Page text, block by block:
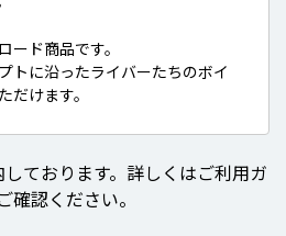
ード商品です。
トに沿ったライバーたちのボイ
だけます。
ております。詳しくはご利用ガ
確認ください。